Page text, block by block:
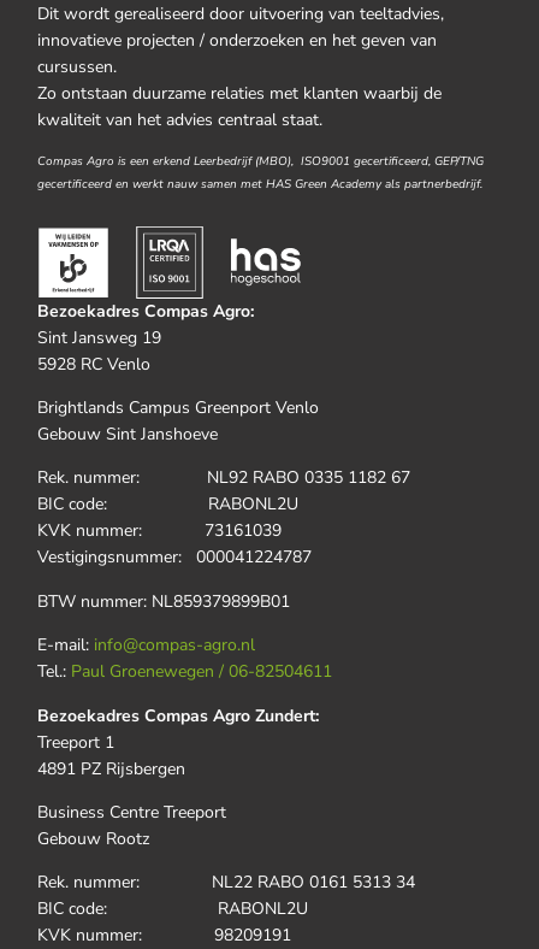
Dit wordt gerealiseerd door uitvoering van teeltadvies,
innovatieve projecten / onderzoeken en het geven van
cursussen.
Zo ontstaan duurzame relaties met klanten waarbij de
kwaliteit van het advies centraal staat.
Compas Agro is een erkend Leerbedrijf (MBO), ISO9001 gecertificeerd, GEP/TNG
gecertificeerd en werkt nauw samen met HAS Green Academy als partnerbedrijf.
Bezoekadres Compas Agro:
Sint Jansweg 19
5928 RC Venlo
Brightlands Campus Greenport Venlo
Gebouw Sint Janshoeve
Rek. nummer: NL92 RABO 0335 1182 67
BIC code: RABONL2U
KVK nummer: 73161039
Vestigingsnummer: 000041224787
BTW nummer: NL859379899B01
E-mail: info@compas-agro.nl
Tel.: Paul Groenewegen / 06-82504611
Bezoekadres Compas Agro Zundert:
Treeport 1
4891 PZ Rijsbergen
Business Centre Treeport
Gebouw Rootz
Rek. nummer: NL22 RABO 0161 5313 34
BIC code: RABONL2U
KVK nummer: 98209191